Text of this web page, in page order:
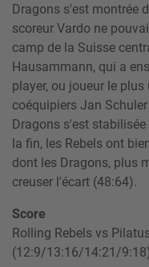
Dragons s'est montrée
scoreur Vardo ne
camp de la Suisse
Hausammann, qui a
player, ou joueur le
coéquipiers Jan
Dragons s'est
la fin, les Rebels ont
dont les Dragons, plus
creuser l'écart (48:64).
Score
Rolling Rebels vs
(12:9/13:16/14:21/